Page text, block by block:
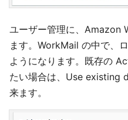
ユーザー管理に、Amazon
ます。WorkMail の中で、
ようになります。既存の
たい場合は、Use existing
来ます。